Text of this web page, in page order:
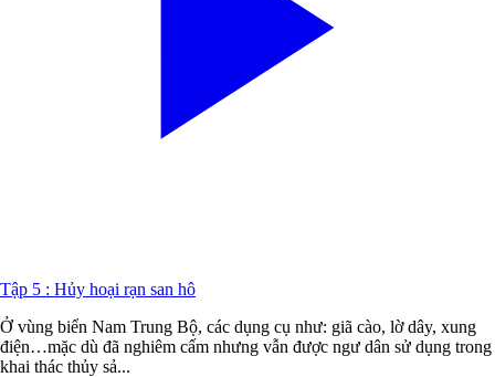
Tập 5 : Hủy hoại rạn san hô
Ở vùng biển Nam Trung Bộ, các dụng cụ như: giã cào, lờ dây, xung
điện…mặc dù đã nghiêm cấm nhưng vẫn được ngư dân sử dụng trong
khai thác thủy sả...